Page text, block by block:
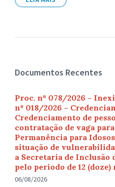
Documentos Recentes
Proc. nº 078/2026 –
nº 018/2026 –
Credenciamento de
contratação de vaga
Permanência para
situação de
a Secretaria de Inclusão
pelo período de 12 (doze)
06/08/2026